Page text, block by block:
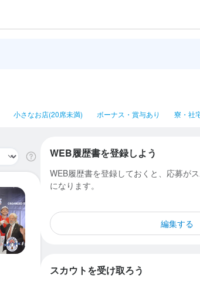
小さなお店(20席未満) ボーナス・賞与あり 寮・社
WEB履歴書を登録しよう
WEB履歴書を登録しておくと、応募が
になります。
編集する
スカウトを受け取ろう